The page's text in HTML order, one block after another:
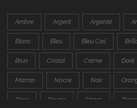
Ambre Argent Argenté
Blanc Bleu Bleu Ciel
Brun Cristal Crème Doré
Marron Nacre Noir
Rose Rouge Strass